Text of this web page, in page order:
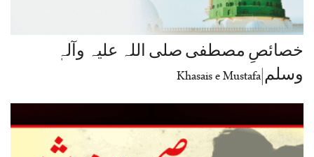
خصائصِ مصطفی صلی اللہ علیہ وآلہٖ
وسلم|Khasais e Mustafa